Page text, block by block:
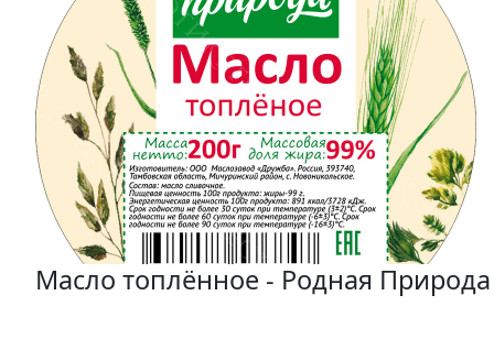
Масло топлённое - Родная Природа